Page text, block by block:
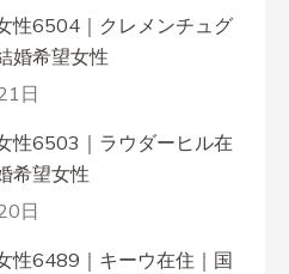
性6504｜クレメンチュグ
婚希望女性
日
性6503｜ラウダーヒル在
希望女性
日
性6489｜キーウ在住｜国